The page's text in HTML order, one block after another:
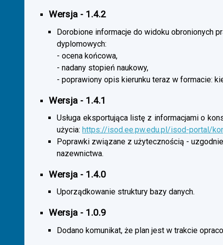
Wersja - 1.4.2
Dorobione informacje do widoku obronionych
dyplomowych:
- ocena końcowa,
- nadany stopień naukowy,
- poprawiony opis kierunku teraz w formacie:
Wersja - 1.4.1
Usługa eksportująca listę z informacjami o
użycia: https://isod.ee.pw.edu.pl/isod-portal/
Poprawki związane z użytecznością -
nazewnictwa.
Wersja - 1.4.0
Uporządkowanie struktury bazy danych.
Wersja - 1.0.9
Dodano komunikat, że plan jest w trakcie